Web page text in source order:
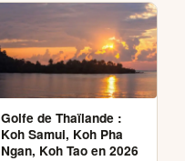
Golfe de Thaïlande :
Koh Samui, Koh Pha
Ngan, Koh Tao en 2026